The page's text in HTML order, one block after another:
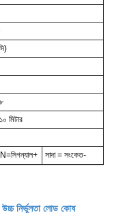
মিটার
সাদা = সংকেত-
উচ্চ নির্ভুলতা লোড কোষ